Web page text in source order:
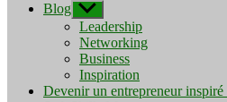
Blog Afficher
le
sous-
menu
Leadership
Networking
Business
Inspiration
Devenir un entrepreneur inspiré